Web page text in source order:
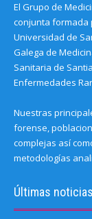
El Grupo de
conjunta formada
Universidad de
Galega de
Sanitaria de
Enfermedades
Nuestras
forense,
complejas así
metodologías
Últimas noticias